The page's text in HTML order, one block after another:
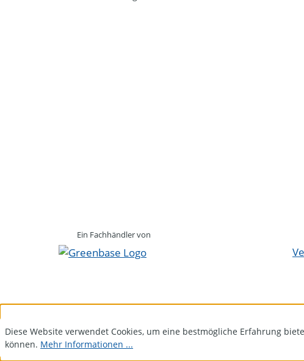
Ein Fachhändler von
Diese Website verwendet Cookies, um eine bestmögliche Erfahrung
können. Mehr Informationen ...